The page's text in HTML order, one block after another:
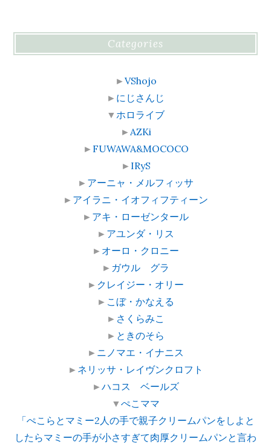
Categories
►VShojo
► にじさんじ
▼ ホロライブ
► AZKi
► FUWAWA&MOCOCO
► IRyS
► アーニャ・メルフィッサ
► アイラニ・イオフィフティーン
► アキ・ローゼンタール
► アユンダ・リス
► オーロ・クロニー
► ガウル グラ
► クレイジー・オリー
► こぼ・かなえる
► さくらみこ
► ときのそら
► ニノマエ・イナニス
► ネリッサ・レイヴンクロフト
►ハコス ベールズ
▼ぺこママ
「ぺこらとマミー2人の手で親子クリームパンをしよと
したらマミーの手が小さすぎて肉厚クリームパンと言わ